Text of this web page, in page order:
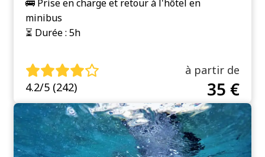
🚌 Prise en charge et retour à l'hôtel en
minibus
⏳ Durée : 5h
4.2/5 (242)
à partir de
35 €